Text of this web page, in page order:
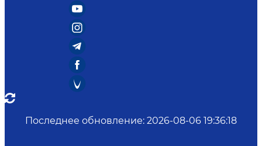
Последнее обновление: 2026-08-06 19:36:18